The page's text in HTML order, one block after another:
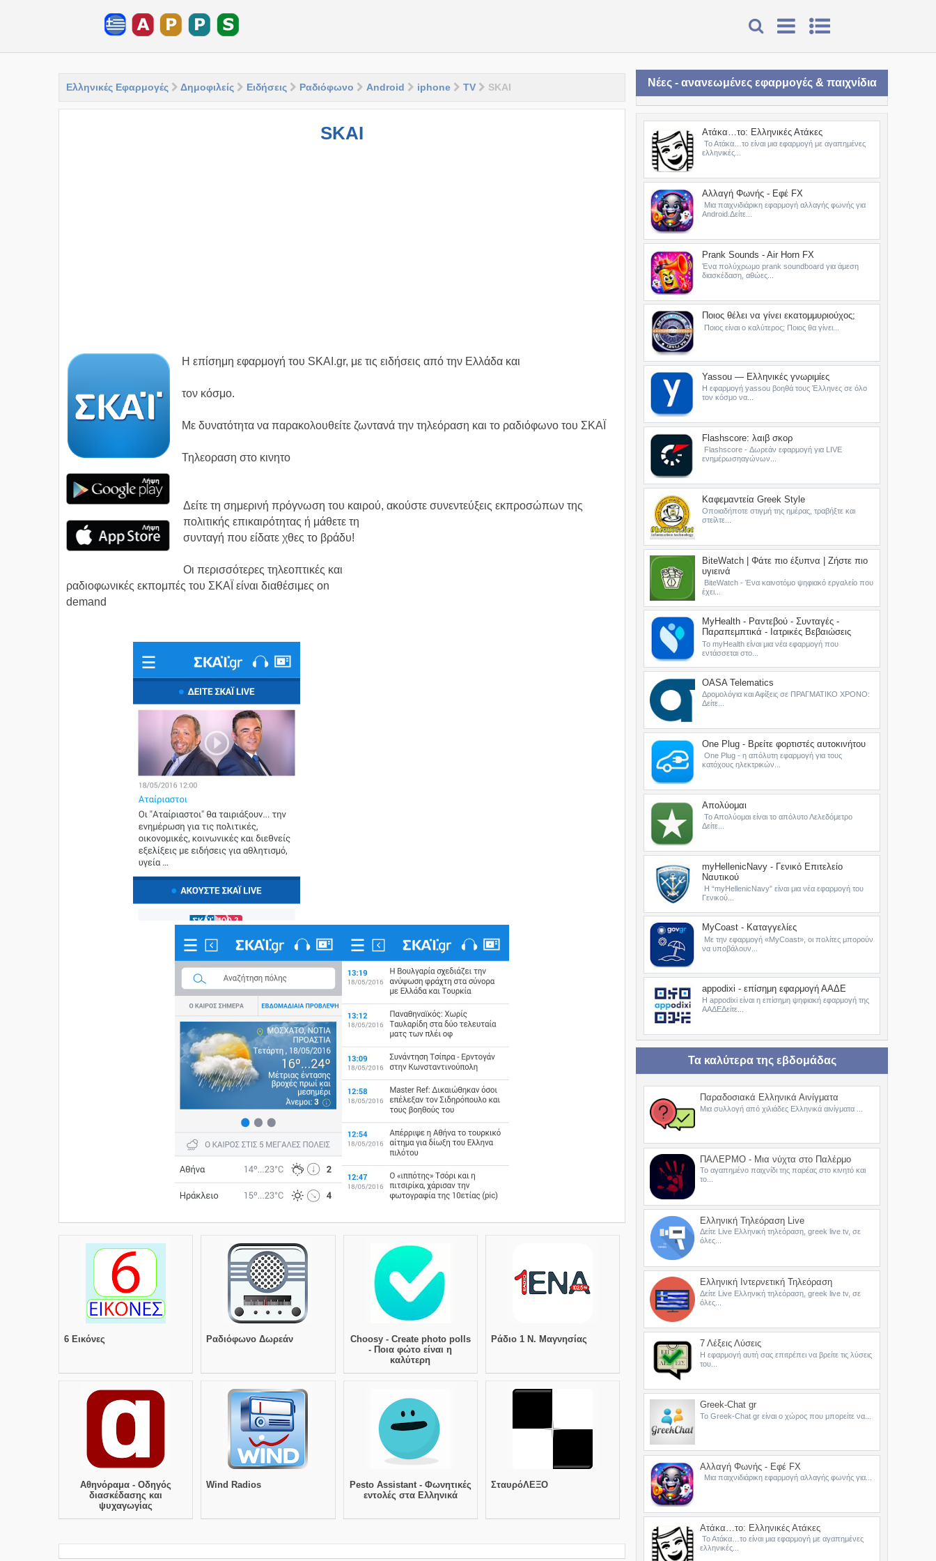
Ελληνικές Εφαρμογές Δημοφιλείς Ειδήσεις Ραδιόφωνο Android iphone TV SKAI
SKAI
Η επίσημη εφαρμογή του SKAI.gr, με τις ειδήσεις από την Ελλάδα και
τον κόσμο.
Με δυνατότητα να παρακολουθείτε ζωντανά την τηλεόραση και το ραδιόφωνο του ΣΚΑΪ
Τηλεοραση στο κινητο
Δείτε τη σημερινή πρόγνωση του καιρού, ακούστε συνεντεύξεις εκπροσώπων της
πολιτικής επικαιρότητας ή μάθετε τη
συνταγή που είδατε χθες το βράδυ!
Οι περισσότερες τηλεοπτικές και
ραδιοφωνικές εκπομπές του ΣΚΑΪ είναι διαθέσιμες on
demand
6 Εικόνες Ραδιόφωνο Δωρεάν
Choosy - Create photo polls
- Ποια φώτο είναι η
καλύτερη
Ράδιο 1 Ν. Μαγνησίας
Αθηνόραμα - Oδηγός
διασκέδασης και
ψυχαγωγίας
Wind Radios
Pesto Assistant - Φωνητικές
εντολές στα Ελληνικά
ΣταυρόΛΕΞΟ
Νέες - ανανεωμένες εφαρμογές & παιχνίδια
Ατάκα…το: Ελληνικές Ατάκες
Το Ατάκα…το είναι μια εφαρμογή με αγαπημένες
ελληνικές...
Αλλαγή Φωνής - Εφέ FX
Μια παιχνιδιάρικη εφαρμογή αλλαγής φωνής για
Android.Δείτε...
Prank Sounds - Air Horn FX
Ένα πολύχρωμο prank soundboard για άμεση
διασκέδαση, αθώες...
Ποιος θέλει να γίνει εκατομμυριούχος;
Ποιος είναι ο καλύτερος; Ποιος θα γίνει...
Yassou — Ελληνικές γνωριμίες
Η εφαρμογή yassou βοηθά τους Έλληνες σε όλο
τον κόσμο να...
Flashscore: λαιβ σκορ
Flashscore - Δωρεάν εφαρμογή για LIVE
ενημέρωσηαγώνων...
Καφεμαντεία Greek Style
Οποιαδήποτε στιγμή της ημέρας, τραβήξτε και
στείλτε...
BiteWatch | Φάτε πιο έξυπνα | Ζήστε πιο
υγιεινά
BiteWatch - Ένα καινοτόμο ψηφιακό εργαλείο που
έχει...
MyHealth - Ραντεβού - Συνταγές -
Παραπεμπτικά - Ιατρικές Βεβαιώσεις
Το myHealth είναι μια νέα εφαρμογή που
εντάσσεται στο...
OASA Telematics
Δρομολόγια και Αφίξεις σε ΠΡΑΓΜΑΤΙΚΟ ΧΡΟΝΟ:
Δείτε...
One Plug - Βρείτε φορτιστές αυτοκινήτου
One Plug - η απόλυτη εφαρμογή για τους
κατόχους ηλεκτρικών...
Απολύομαι
Το Απολύομαι είναι το απόλυτο Λελεδόμετρο
Δείτε...
myHellenicNavy - Γενικό Επιτελείο
Ναυτικού
Η “myHellenicNavy” είναι μια νέα εφαρμογή του
Γενικού...
MyCoast - Καταγγελίες
Με την εφαρμογή «MyCoast», οι πολίτες μπορούν
να υποβάλουν...
appodixi - επίσημη εφαρμογή ΑΑΔΕ
Η appodixi είναι η επίσημη ψηφιακή εφαρμογή της
ΑΑΔΕΔείτε...
Τα καλύτερα της εβδομάδας
Παραδοσιακά Ελληνικά Αινίγματα
Μια συλλογή από χιλιάδες Ελληνικά αινίγματα ...
ΠΑΛΕΡΜΟ - Μια νύχτα στο Παλέρμο
Το αγαπημένο παιχνίδι της παρέας στο κινητό και
το...
Ελληνική Τηλεόραση Live
Δείτε Live Ελληνική τηλεόραση, greek live tv, σε
όλες...
Ελληνική Ιντερνετική Τηλεόραση
Δείτε Live Ελληνική τηλεόραση, greek live tv, σε
όλες...
7 Λέξεις Λύσεις
Η εφαρμογή αυτή σας επιτρέπει να βρείτε τις λύσεις
του...
Greek-Chat gr
Το Greek-Chat gr είναι ο χώρος που μπορείτε να...
Αλλαγή Φωνής - Εφέ FX
Μια παιχνιδιάρικη εφαρμογή αλλαγής φωνής για...
Ατάκα…το: Ελληνικές Ατάκες
Το Ατάκα…το είναι μια εφαρμογή με αγαπημένες
ελληνικές...